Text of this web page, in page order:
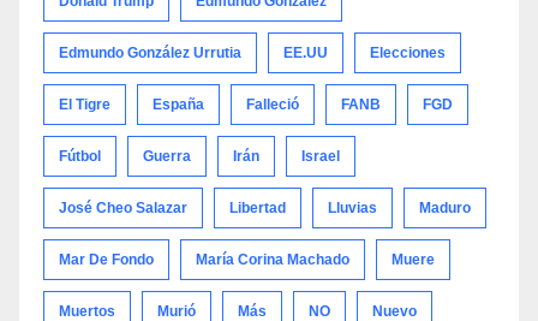
Edmundo González Urrutia EE.UU Elecciones
El Tigre España Falleció FANB FGD
Fútbol Guerra Irán Israel
José Cheo Salazar Libertad Lluvias Maduro
Mar De Fondo María Corina Machado Muere
Muertos Murió Más NO Nuevo